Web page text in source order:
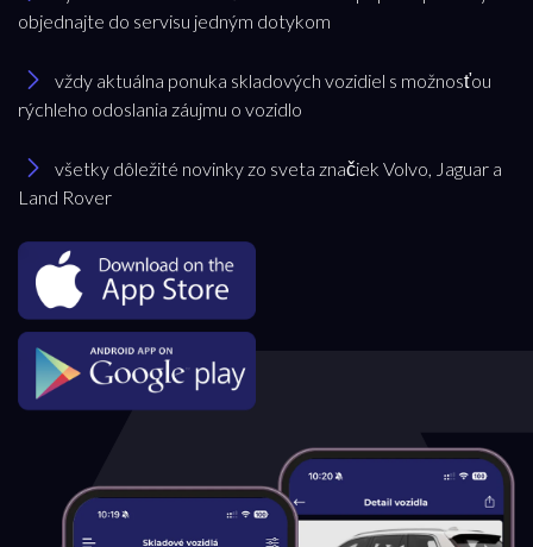
objednajte do servisu jedným dotykom
vždy aktuálna ponuka skladových vozidiel s možnosťou
rýchleho odoslania záujmu o vozidlo
všetky dôležité novinky zo sveta značiek Volvo, Jaguar a
Land Rover